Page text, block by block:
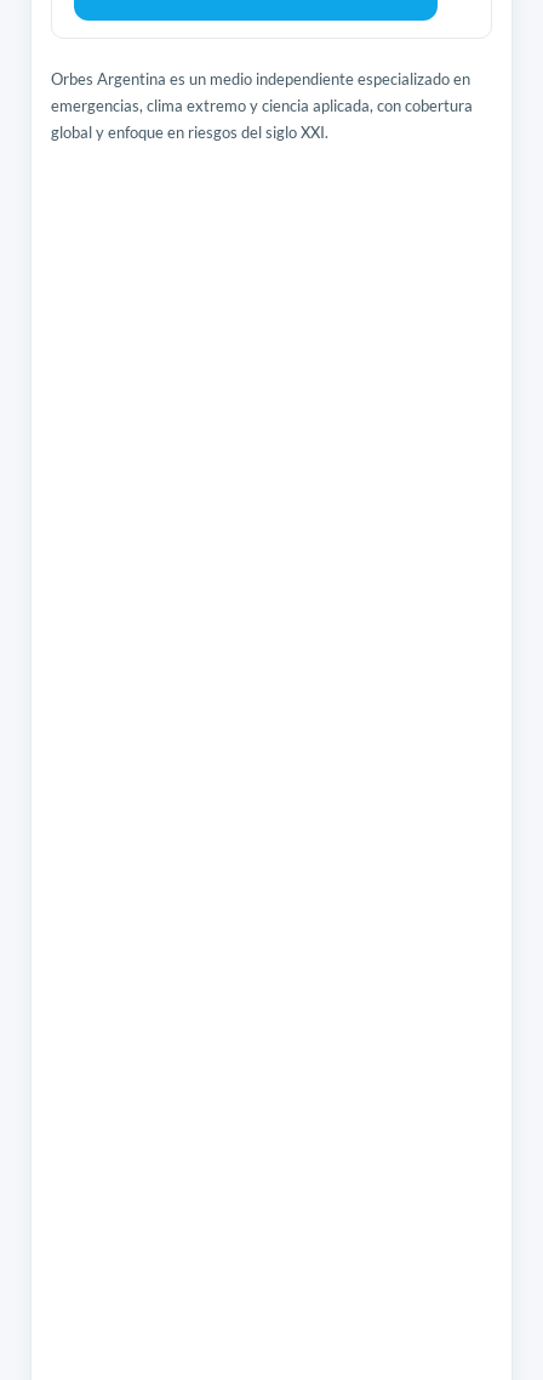
Orbes Argentina es un medio independiente especializado en
emergencias, clima extremo y ciencia aplicada, con cobertura
global y enfoque en riesgos del siglo XXI.